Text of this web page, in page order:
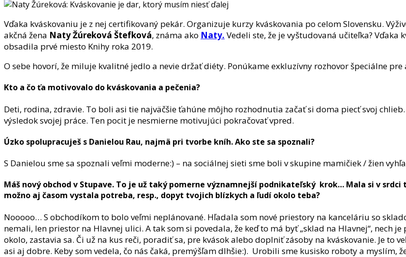
Vďaka kváskovaniu je z nej certifikovaný pekár. Organizuje kurzy kváskovania po celom Slovensku.
akčná žena Naty Žúreková Štefková, známa ako Naty. Vedeli ste, že je vyštudovaná učiteľka? Vďaka
obsadila prvé miesto Knihy roka 2019.
O sebe hovorí, že miluje kvalitné jedlo a nevie držať diéty. Ponúkame exkluzívny rozhovor špeciálne pre
Kto a čo ťa motivovalo do kváskovania a pečenia?
Deti, rodina, zdravie. To boli asi tie najväčšie ťahúne môjho rozhodnutia začať si doma piecť svoj
výsledok svojej práce. Ten pocit je nesmierne motivujúci pokračovať vpred.
Úzko spolupracuješ s Danielou Rau, najmä pri tvorbe kníh. Ako ste sa spoznali?
S Danielou sme sa spoznali veľmi moderne:) – na sociálnej sieti sme boli v skupine mamičiek / žien
Máš nový obchod v Stupave. To je už taký pomerne významnejší podnikateľský krok… Mala si v
možno aj časom vystala potreba, resp., dopyt tvojich blízkych a ľudí okolo teba?
Nooooo… S obchodíkom to bolo veľmi neplánované. Hľadala som nové priestory na kanceláriu so
nemali, len priestor na Hlavnej ulici. A tak som si povedala, že keď to má byť „sklad na Hlavnej“, nech
okolo, zastavia sa. Či už na kus reči, poradiť sa, pre kvások alebo doplniť zásoby na kváskovanie. Je to
asi aj dobre. Keby som vedela, čo nás čaká, premýšľam dlhšie:). Urobili sme kusisko roboty a myslím,